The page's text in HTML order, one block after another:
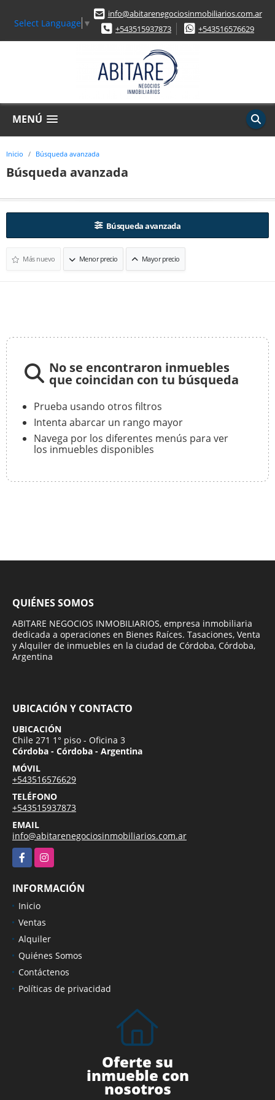
Select Language ▼
info@abitarenegociosinmobiliarios.com.ar
+543515937873
+543516576629
MENÚ
Inicio Búsqueda avanzada
Búsqueda avanzada
Búsqueda avanzada
Más nuevo Menor precio Mayor precio
No se encontraron inmuebles
que coincidan con tu búsqueda
Prueba usando otros filtros
Intenta abarcar un rango mayor
Navega por los diferentes menús para ver
los inmuebles disponibles
QUIÉNES SOMOS
ABITARE NEGOCIOS INMOBILIARIOS, empresa inmobiliaria
dedicada a operaciones en Bienes Raíces. Tasaciones, Venta
y Alquiler de inmuebles en la ciudad de Córdoba, Córdoba,
Argentina
UBICACIÓN Y CONTACTO
UBICACIÓN
Chile 271 1° piso - Oficina 3
Córdoba - Córdoba - Argentina
MÓVIL
+543516576629
TELÉFONO
+543515937873
EMAIL
info@abitarenegociosinmobiliarios.com.ar
FacebookInstagram
INFORMACIÓN
Inicio
Ventas
Alquiler
Quiénes Somos
Contáctenos
Políticas de privacidad
Oferte su
inmueble con
nosotros